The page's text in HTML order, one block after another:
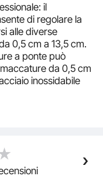
il
di regolare la
alle diverse
0,5 cm a 13,5 cm.
a ponte può
da 0,5 cm
inossidabile
sono anche
una forte
possa aderire
la pistola per colla